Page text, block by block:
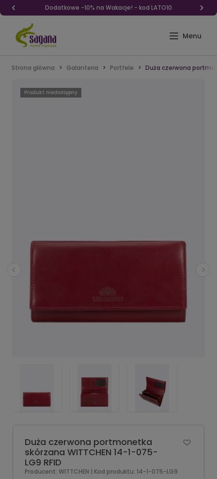
Dodatkowe -10% na Wakacje! - kod LATO10
Strona główna Galanteria Portfele Duża czerwona
Produkt niedostępny
Duża czerwona portmonetka
skórzana WITTCHEN 14-1-075-
LG9 RFID
Producent: WITTCHEN | Kod produktu: 14-1-075-LG9